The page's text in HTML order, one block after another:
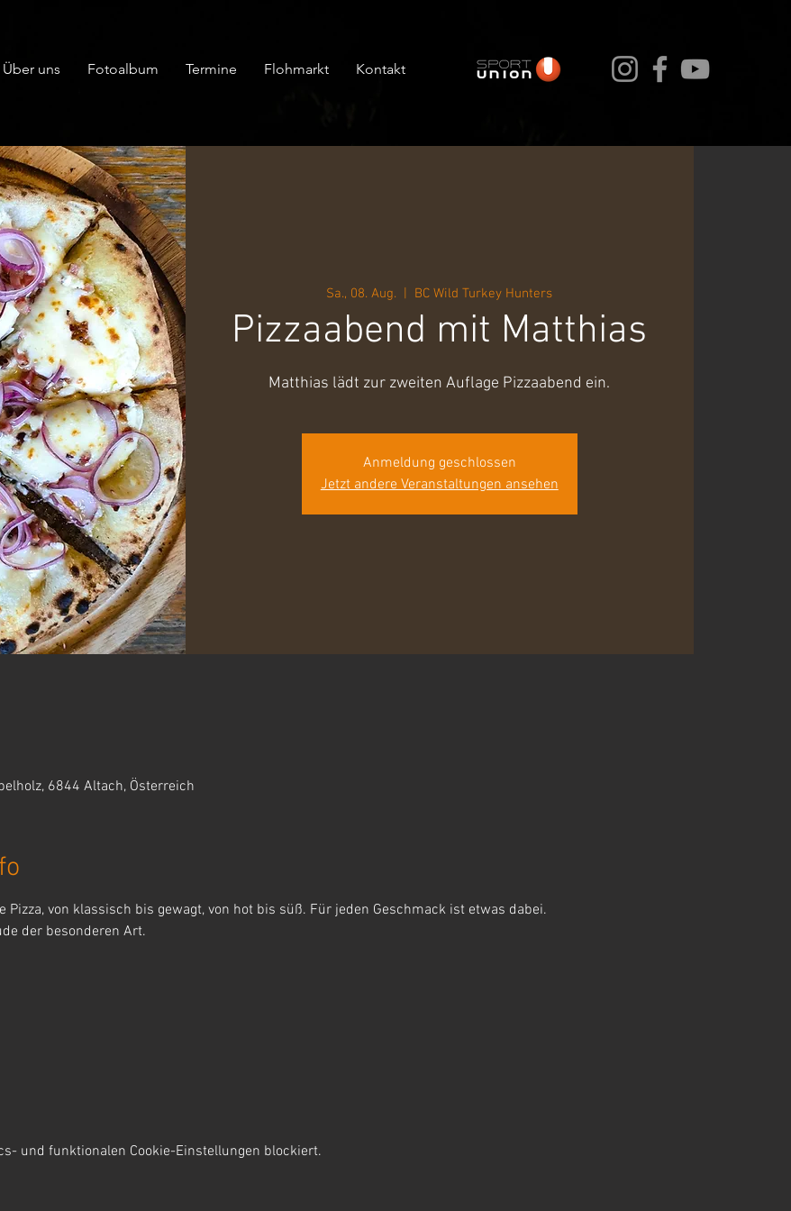
Über uns Fotoalbum Termine Flohmarkt Kontakt
Sa., 08. Aug. BC Wild Turkey Hunters
Pizzaabend mit Matthias
Matthias lädt zur zweiten Auflage Pizzaabend ein.
Anmeldung geschlossen
Jetzt andere Veranstaltungen ansehen
6844 Altach, Österreich
Pizza, von klassisch bis gewagt, von hot bis süß. Für jeden Geschmack ist etwas dabei.
der besonderen Art.
und funktionalen Cookie-Einstellungen blockiert.